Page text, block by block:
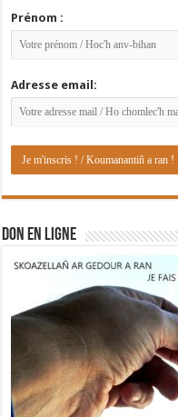
Prénom :
Adresse email:
DON EN LIGNE